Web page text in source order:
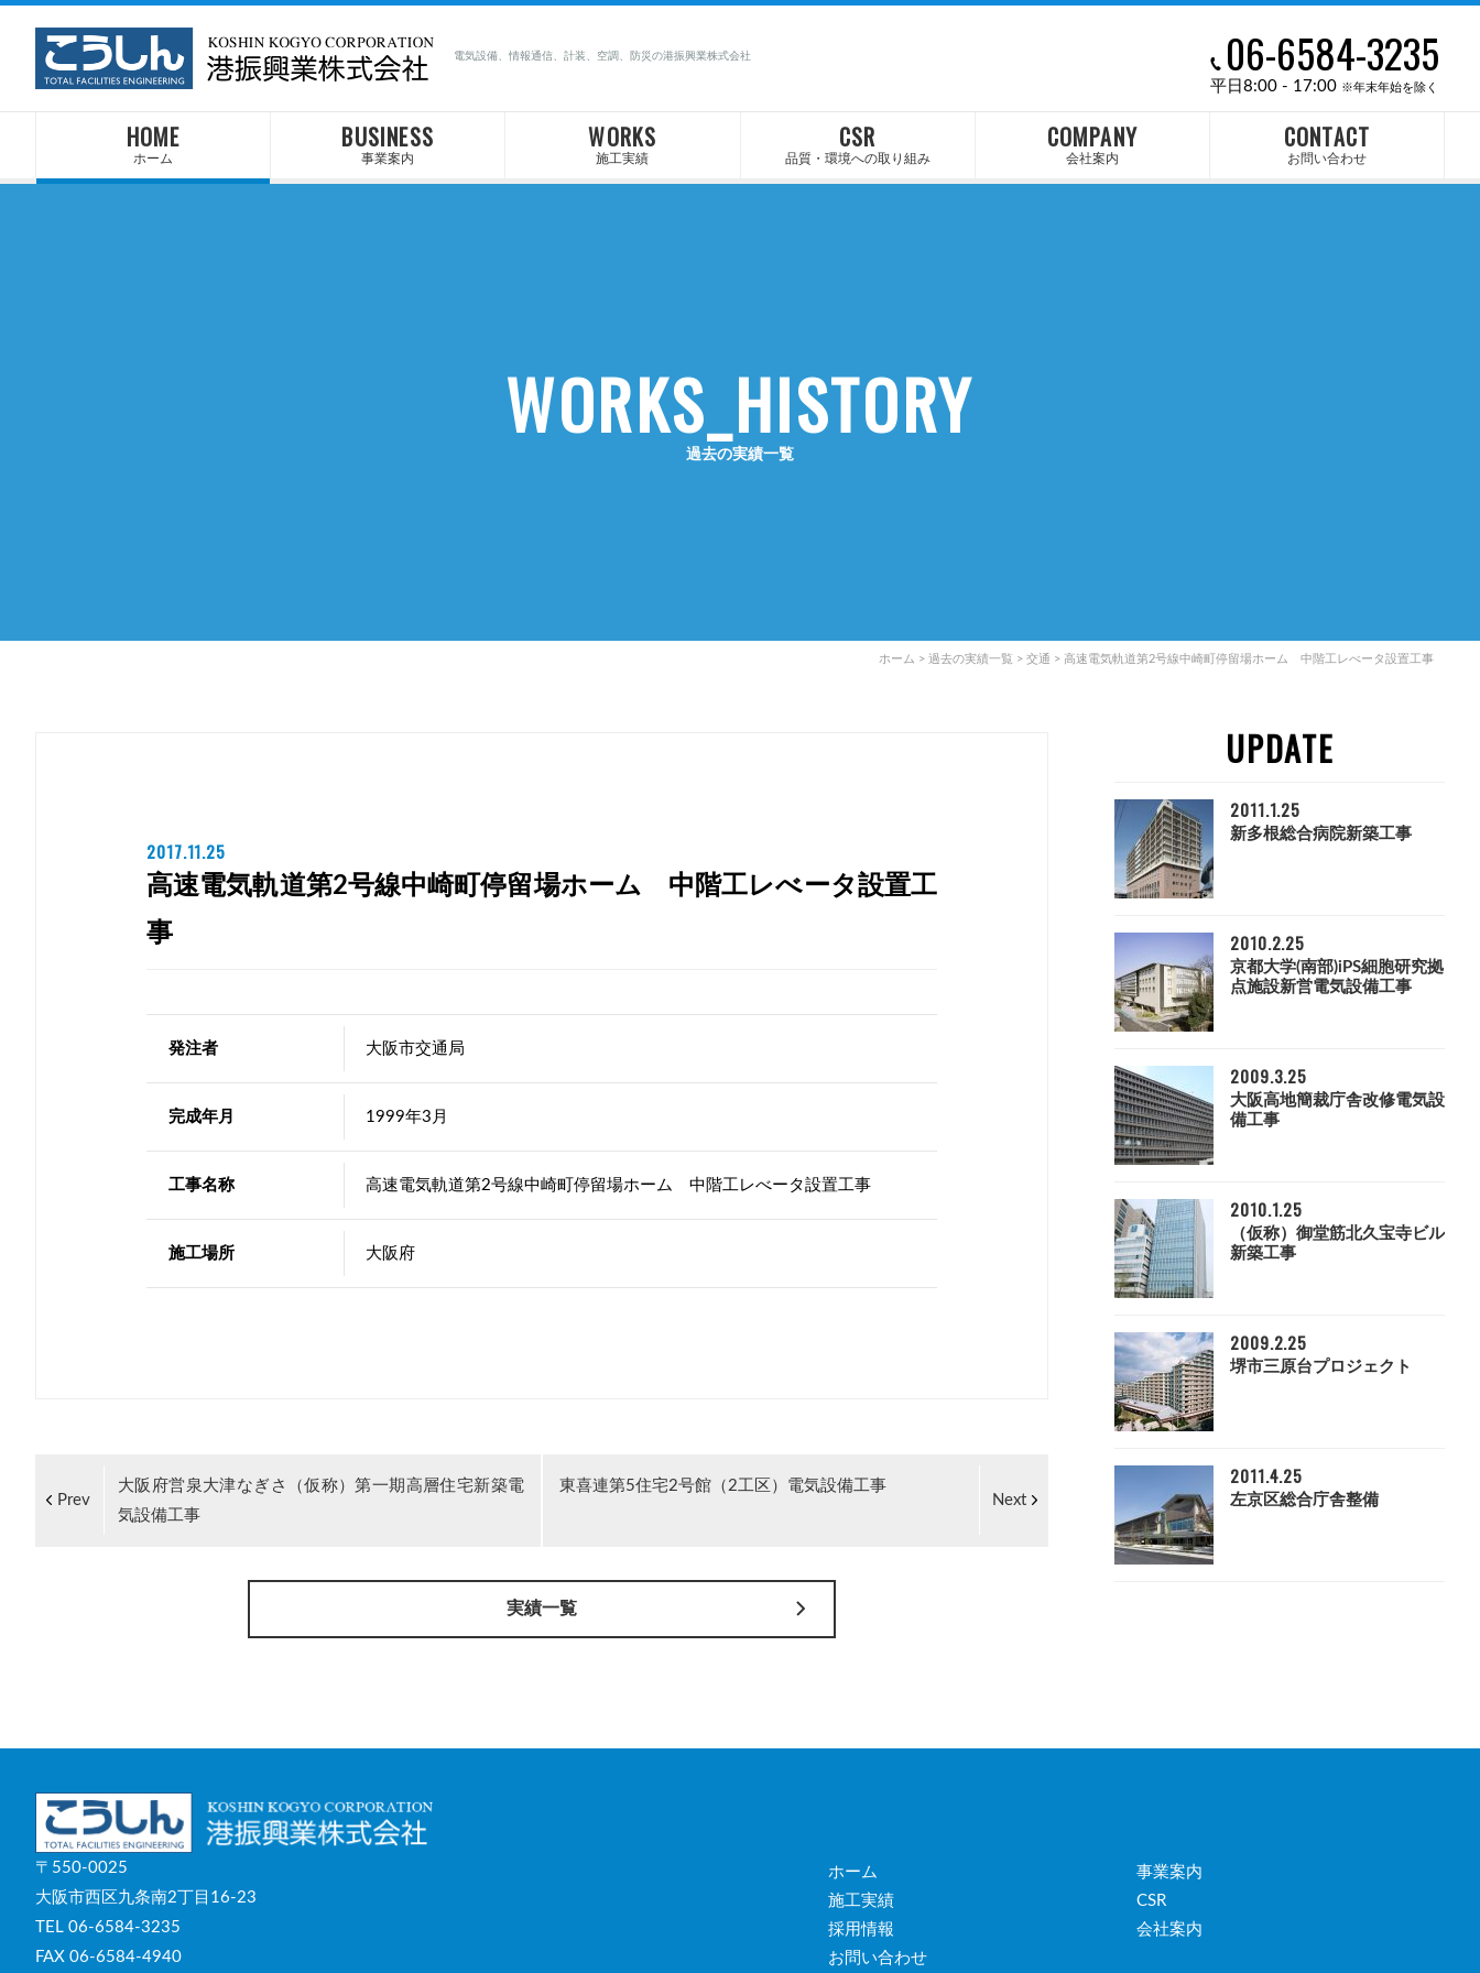
電気設備、情報通信、計装、空調、防災の港振興業株式会社 06-6584-3235
平日8:00 - 17:00 ※年末年始を除く
HOME
ホーム
BUSINESS
事業案内
WORKS
施工実績
CSR
品質・環境への取り組み
COMPANY
会社案内
CONTACT
お問い合わせ
WORKS_HISTORY
過去の実績一覧
ホーム > 過去の実績一覧 > 交通 > 高速電気軌道第2号線中崎町停留場ホーム 中階工レべータ設置工事
2017.11.25
高速電気軌道第2号線中崎町停留場ホーム 中階工レべータ設置工
事
発注者 大阪市交通局
完成年月 1999年3月
工事名称 高速電気軌道第2号線中崎町停留場ホーム 中階工レべータ設置工事
施工場所 大阪府
Prev
大阪府営泉大津なぎさ（仮称）第一期高層住宅新築電
気設備工事
Next
東喜連第5住宅2号館（2工区）電気設備工事
実績一覧
UPDATE
2011.1.25
新多根総合病院新築工事
2010.2.25
京都大学(南部)iPS細胞研究拠
点施設新営電気設備工事
2009.3.25
大阪高地簡裁庁舎改修電気設
備工事
2010.1.25
（仮称）御堂筋北久宝寺ビル
新築工事
2009.2.25
堺市三原台プロジェクト
2011.4.25
左京区総合庁舎整備
〒550-0025
大阪市西区九条南2丁目16-23
TEL 06-6584-3235
FAX 06-6584-4940
ホーム
事業案内
施工実績
CSR
採用情報
会社案内
お問い合わせ